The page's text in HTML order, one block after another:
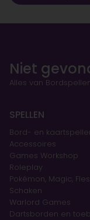
Niet
Alles van
SPELLEN
Bord- en
Accessoires
Games Workshop
Roleplay
Pokémon, Magic,
Schaken
Warlord Games
Dartsborden en